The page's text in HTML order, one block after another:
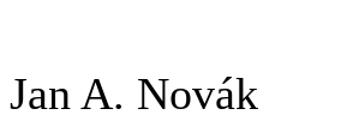
Jan A. Novák